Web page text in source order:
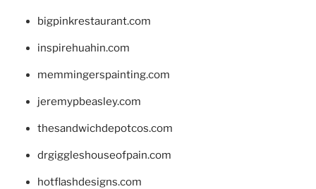
bigpinkrestaurant.com
inspirehuahin.com
memmingerspainting.com
jeremypbeasley.com
thesandwichdepotcos.com
drgiggleshouseofpain.com
hotflashdesigns.com